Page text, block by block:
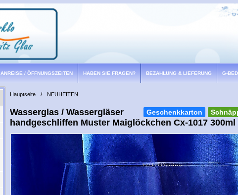
ANREISE / ÖFFNUNGSZEITEN HABEN SIE FRAGEN? BEZAHLUNG & LIEFERUNG G-
Hauptseite / NEUHEITEN
Geschenkkarton
Wasserglas / Wassergläser
handgeschliffen Muster Maiglöckchen Cx-1017 300ml